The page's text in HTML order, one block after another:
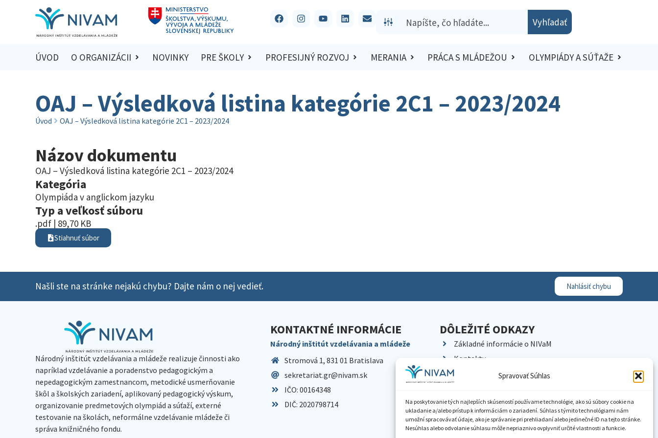
Spravovať Súhlas
Na poskytovanie tých najlepších skúseností používame technológie, ako sú súbory cookie na
ukladanie a/alebo prístup k informáciám o zariadení. Súhlas s týmito technológiami nám
umožní spracovávať údaje, ako je správanie pri prehliadaní alebo jedinečné ID na tejto stránke.
Nesúhlas alebo odvolanie súhlasu môže nepriaznivo ovplyvniť určité vlastnosti a funkcie.
Vyhľadať
ÚVOD O ORGANIZÁCII NOVINKY PRE ŠKOLY PROFESIJNÝ ROZVOJ MERANIA PRÁCA S MLÁDEŽOU OLYMPIÁDY A SÚŤAŽE
OAJ – Výsledková listina kategórie 2C1 – 2023/2024
Úvod OAJ – Výsledková listina kategórie 2C1 – 2023/2024
Názov dokumentu
OAJ – Výsledková listina kategórie 2C1 – 2023/2024
Kategória
Olympiáda v anglickom jazyku
Typ a veľkosť súboru
.pdf | 89,70 KB
Stiahnuť súbor
Našli ste na stránke nejakú chybu? Dajte nám o nej vedieť. Nahlásiť chybu
Národný inštitút vzdelávania a mládeže realizuje činnosti ako
napríklad vzdelávanie a poradenstvo pedagogickým a
nepedagogickým zamestnancom, metodické usmerňovanie
škôl a školských zariadení, aplikovaný pedagogický výskum,
organizovanie predmetových olympiád a súťaží, externé
testovanie na školách, neformálne vzdelávanie mládeže či
správa knižničného fondu.
KONTAKTNÉ INFORMÁCIE
Národný inštitút vzdelávania a mládeže
Stromová 1, 831 01 Bratislava
sekretariat.gr@nivam.sk
IČO: 00164348
DIČ: 2020798714
DÔLEŽITÉ ODKAZY
Základné informácie o NIVaM
Kontakty
Kariéra
Pracoviská NIVaM
Dokumenty inštitúcie
Knižnica